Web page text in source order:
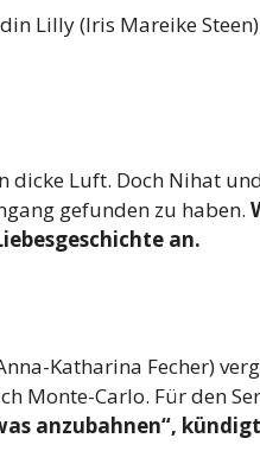
Lilly (Iris Mareike
Luft. Doch Nihat
gefunden zu haben.
an.
Katharina Fecher)
Monte-Carlo. Für den
anzubahnen“,